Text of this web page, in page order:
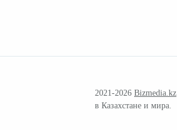
2021-2026 Bizmedia.kz
в Казахстане и мира.